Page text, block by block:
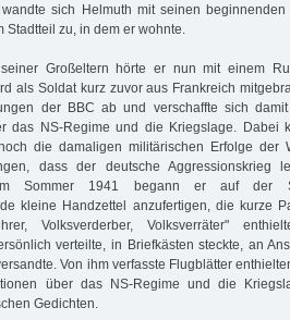
sich Helmuth mit seinen beginnenden
Stadtteil zu, in dem er wohnte.
Großeltern hörte er nun mit einem
als Soldat kurz zuvor aus Frankreich
der BBC ab und verschaffte sich
das NS-Regime und die Kriegslage. Dabei
die damaligen militärischen Erfolge der
dass der deutsche Aggressionskrieg
Sommer 1941 begann er auf der
kleine Handzettel anzufertigen, die kurze
Volksverderber, Volksverräter"
verteilte, in Briefkästen steckte, an
Von ihm verfasste Flugblätter
über das NS-Regime und die
Gedichten.